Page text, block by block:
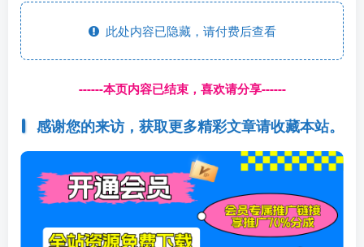
此处内容已隐藏，请付费后查看
------本页内容已结束，喜欢请分享------
感谢您的来访，获取更多精彩文章请收藏本站。